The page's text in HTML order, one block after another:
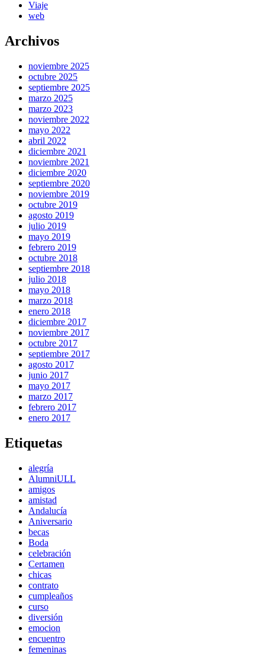
Viaje
web
Archivos
noviembre 2025
octubre 2025
septiembre 2025
marzo 2025
marzo 2023
noviembre 2022
mayo 2022
abril 2022
diciembre 2021
noviembre 2021
diciembre 2020
septiembre 2020
noviembre 2019
octubre 2019
agosto 2019
julio 2019
mayo 2019
febrero 2019
octubre 2018
septiembre 2018
julio 2018
mayo 2018
marzo 2018
enero 2018
diciembre 2017
noviembre 2017
octubre 2017
septiembre 2017
agosto 2017
junio 2017
mayo 2017
marzo 2017
febrero 2017
enero 2017
Etiquetas
alegría
AlumniULL
amigos
amistad
Andalucía
Aniversario
becas
Boda
celebración
Certamen
chicas
contrato
cumpleaños
curso
diversión
emocion
encuentro
femeninas